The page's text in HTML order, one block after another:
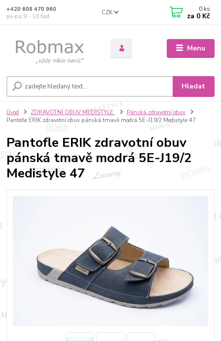
Menu
CZK
Hledat
+420 608 470 960
po-pá 9 - 16 hod.
0 ks
za 0 Kč
Úvod ZDRAVOTNÍ OBUV MEDISTYLE
Pánská zdravotní obuv
Pantofle ERIK zdravotní obuv pánská tmavě modrá 5E-J19/2 Medistyle 47
Pantofle ERIK zdravotní obuv
pánská tmavě modrá 5E-J19/2
Medistyle 47